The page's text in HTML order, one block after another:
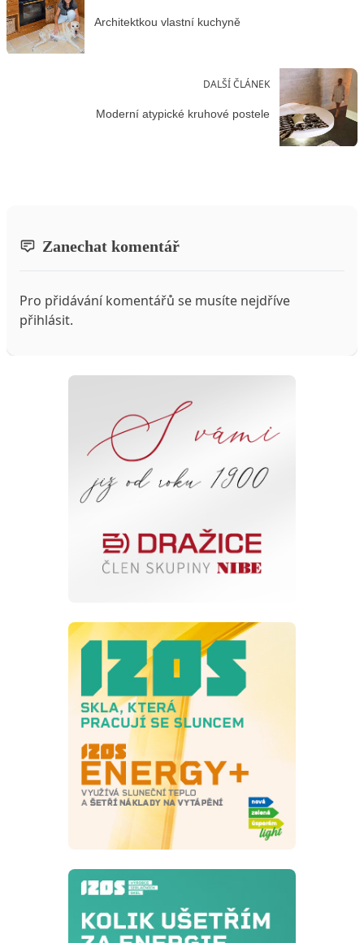
Architektkou vlastní kuchyně
DALŠÍ ČLÁNEK
Moderní atypické kruhové postele
Zanechat komentář
Pro přidávání komentářů se musíte nejdříve
přihlásit.